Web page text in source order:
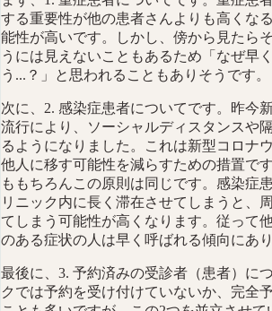
する重要性が他の患者さんよりも高くな
能性が高いです。しかし、傍から見たら
うには見えないこともあるため「なぜ早
う...？」と思われることもありそうです。
次に、2. 感染症患者についてです。昨今
流行により、ソーシャルディスタンスや
るようになりました。これは新型コロナ
他人に移す可能性を減らすための措置で
ももちろんこの原則は同じです。感染症
リニック内に長く滞在させてしまうと、
てしまう可能性が高くなります。従って
のある症状の人は早く呼ばれる傾向にあり
最後に、3. 予約済みの受診者（患者）に
クでは予約を受け付けていないか、完全